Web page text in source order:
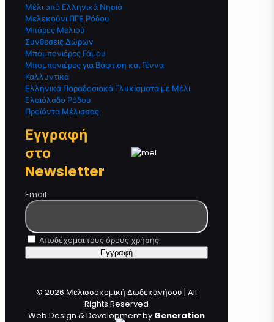
Μέλι από Ελληνικά Νησιά
Μελεκούνι ΠΓΕ Ρόδου
Μπάρες Μελιού
Συνθέσεις Δώρων
Μπομπονιέρες Γάμου
Μπομπονιέρες για Βάφτιση και Γέννα
Καλλυντικά
Ελληνικά Παραδοσιακά Γλυκίσματα με Μέλι
Ελαιόλαδο Ρόδου
Προϊόντα Μέλισσας
Εγγραφή
στο
Newsletter
Email
Αποδέχομαι τους όρους χρήσης
© 2026 Μελισσοκομική Δωδεκανήσου | All
Rights Reserved
Web Design & Development by Generation